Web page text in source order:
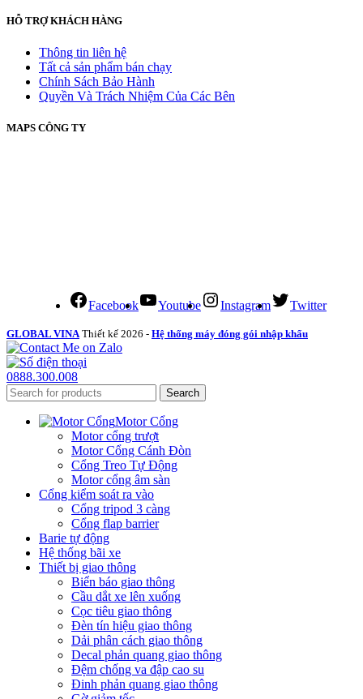
HỖ TRỢ KHÁCH HÀNG
Thông tin liên hệ
Tất cả sản phẩm bán chạy
Chính Sách Bảo Hành
Quyền Và Trách Nhiệm Của Các Bên
MAPS CÔNG TY
Facebook Youtube Instagram Twitter
GLOBAL VINA Thiết kế 2026 - Hệ thống máy đóng gói nhập khẩu
0888.300.008
Search
Motor Cổng
Motor cổng trượt
Motor Cổng Cánh Đòn
Cổng Treo Tự Động
Motor cổng âm sàn
Cổng kiểm soát ra vào
Cổng tripod 3 càng
Cổng flap barrier
Barie tự động
Hệ thống bãi xe
Thiết bị giao thông
Biển báo giao thông
Cầu dắt xe lên xuống
Cọc tiêu giao thông
Đèn tín hiệu giao thông
Dải phân cách giao thông
Decal phản quang giao thông
Đệm chống va đập cao su
Đinh phản quang giao thông